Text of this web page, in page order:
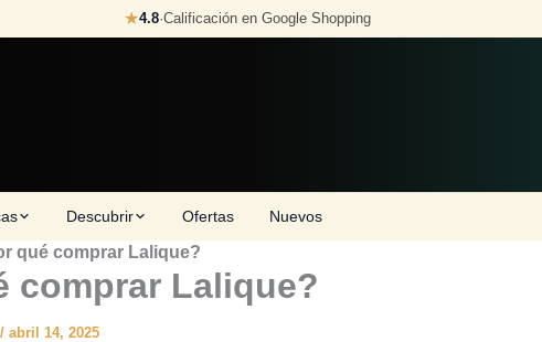
★4.8·Calificación en Google Shopping
Descubrir Ofertas Nuevos
qué comprar Lalique?
comprar Lalique?
/ abril 14, 2025